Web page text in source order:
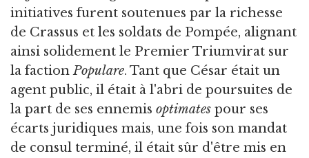
initiatives furent soutenues par la richesse
de Crassus et les soldats de Pompée, alignant
ainsi solidement le Premier Triumvirat sur
la factionPopulare. Tant que César était un
agent public, il était à l'abri de poursuites de
la part de ses ennemis optimates pour ses
écarts juridiques mais, une fois son mandat
de consul terminé, il était sûr d'être mis en